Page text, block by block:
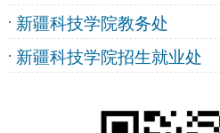
新疆科技学院教务处
新疆科技学院招生就业处